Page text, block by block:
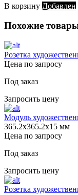
В корзину Добавлен
Похожие
Розетка
Цена по запросу
Под заказ
Запросить цену
Модуль
365.2х365.2х15 мм
Цена по запросу
Под заказ
Запросить цену
Розетка